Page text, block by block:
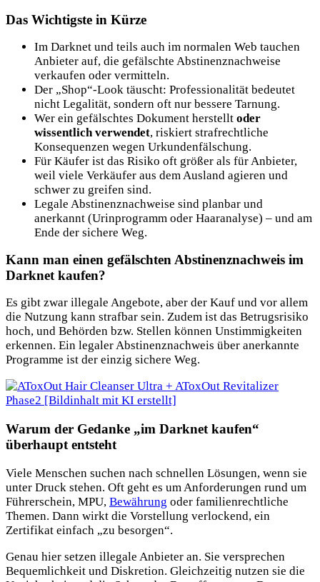
Das Wichtigste in Kürze
Im Darknet und teils auch im normalen Web tauchen
Anbieter auf, die gefälschte Abstinenznachweise
verkaufen oder vermitteln.
Der „Shop“-Look täuscht: Professionalität bedeutet
nicht Legalität, sondern oft nur bessere Tarnung.
Wer ein gefälschtes Dokument herstellt oder
wissentlich verwendet, riskiert strafrechtliche
Konsequenzen wegen Urkundenfälschung.
Für Käufer ist das Risiko oft größer als für Anbieter,
weil viele Verkäufer aus dem Ausland agieren und
schwer zu greifen sind.
Legale Abstinenznachweise sind planbar und
anerkannt (Urinprogramm oder Haaranalyse) – und am
Ende der sichere Weg.
Kann man einen gefälschten Abstinenznachweis im
Darknet kaufen?
Es gibt zwar illegale Angebote, aber der Kauf und vor allem
die Nutzung kann strafbar sein. Zudem ist das Betrugsrisiko
hoch, und Behörden bzw. Stellen können Unstimmigkeiten
erkennen. Ein legaler Abstinenznachweis über anerkannte
Programme ist der einzig sichere Weg.
Warum der Gedanke „im Darknet kaufen“
überhaupt entsteht
Viele Menschen suchen nach schnellen Lösungen, wenn sie
unter Druck stehen. Oft geht es um Anforderungen rund um
Führerschein, MPU, Bewährung oder familienrechtliche
Themen. Dann wirkt die Vorstellung verlockend, ein
Zertifikat einfach „zu besorgen“.
Genau hier setzen illegale Anbieter an. Sie versprechen
Bequemlichkeit und Diskretion. Gleichzeitig nutzen sie die